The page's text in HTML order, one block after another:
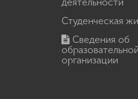
Студенческая
Сведения об
образовательной
организации